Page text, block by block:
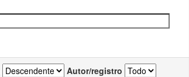
Autor/registro